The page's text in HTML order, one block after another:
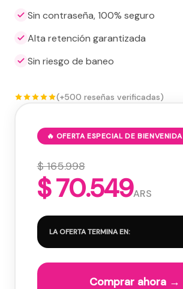
Sin contraseña, 100% seguro
Alta retención garantizada
Sin riesgo de baneo
(+500 reseñas verificadas)
🔥 OFERTA ESPECIAL DE BIENVENIDA
$ 165.998
$ 70.549ARS
LA OFERTA TERMINA EN:
Comprar ahora →